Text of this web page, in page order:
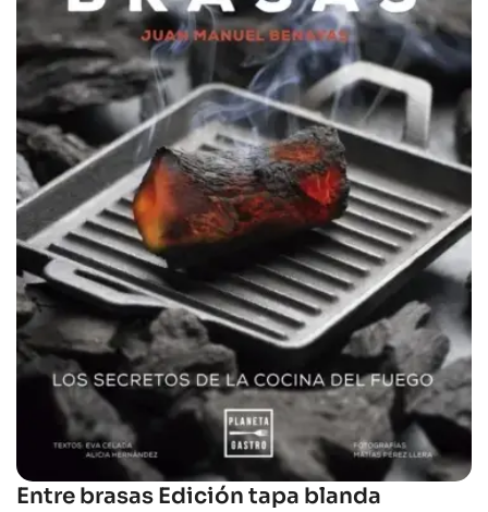
Entre brasas Edición tapa blanda